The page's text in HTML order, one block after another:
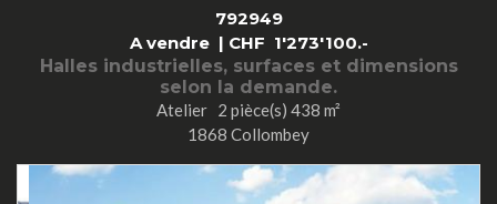
792949
A vendre | CHF 1'273'100.-
Halles industrielles, surfaces et dimensions
selon la demande.
Atelier 2 pièce(s) 438 m²
1868 Collombey